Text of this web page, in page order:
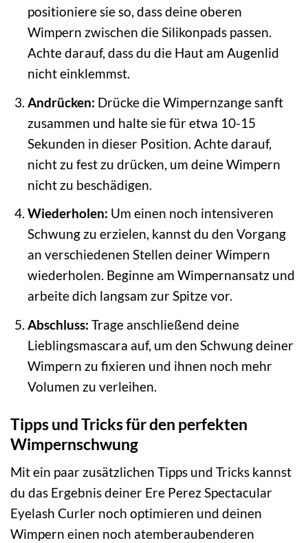
positioniere sie so, dass deine oberen
Wimpern zwischen die Silikonpads passen.
Achte darauf, dass du die Haut am Augenlid
nicht einklemmst.
Andrücken: Drücke die Wimpernzange sanft
zusammen und halte sie für etwa 10-15
Sekunden in dieser Position. Achte darauf,
nicht zu fest zu drücken, um deine Wimpern
nicht zu beschädigen.
Wiederholen: Um einen noch intensiveren
Schwung zu erzielen, kannst du den Vorgang
an verschiedenen Stellen deiner Wimpern
wiederholen. Beginne am Wimpernansatz und
arbeite dich langsam zur Spitze vor.
Abschluss: Trage anschließend deine
Lieblingsmascara auf, um den Schwung deiner
Wimpern zu fixieren und ihnen noch mehr
Volumen zu verleihen.
Tipps und Tricks für den perfekten
Wimpernschwung
Mit ein paar zusätzlichen Tipps und Tricks kannst
du das Ergebnis deiner Ere Perez Spectacular
Eyelash Curler noch optimieren und deinen
Wimpern einen noch atemberaubenderen